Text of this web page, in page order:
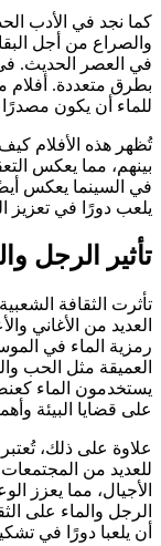
كما نجد في الأدب
والصراع من أجل
في العصر الحديث. في
بطرق متعددة.
للماء أن يكون
تُظهر هذه الأفلام
بينهم، مما يعكس
في السينما يعكس
يلعب دورًا في تعزيز
تأثير الرجل
تأثرت الثقافة
العديد من الأغاني
رمزية الماء في
العميقة مثل الحب
يستخدمون الماء
على قضايا البيئة
علاوة على ذلك،
للعديد من
الأجيال، مما يعزز
الرجل والماء على
أن يلعبا دورًا في